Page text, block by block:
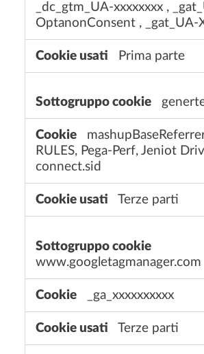
_dc_gtm_UA-xxxxxxxx ,
OptanonConsent ,
Prima parte
RULES, Pega-Perf, Jeniot
connect.sid
Terze parti
www.googletagmanager.com
_ga_xxxxxxxxxx
Terze parti